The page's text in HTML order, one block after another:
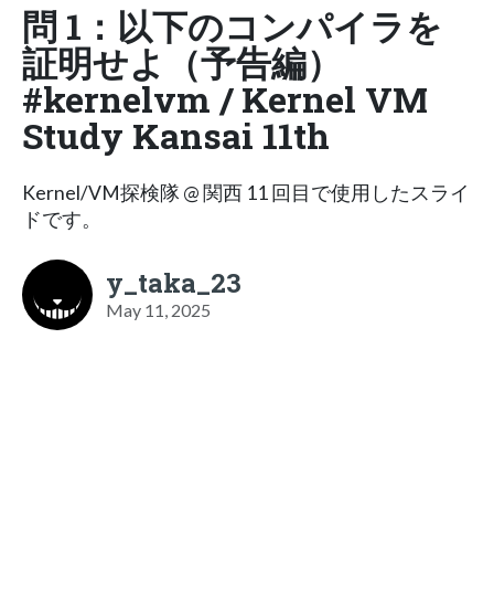
問 1：以下のコンパイラを
証明せよ（予告編）
#kernelvm / Kernel VM
Study Kansai 11th
Kernel/VM探検隊 @ 関西 11 回目で使用したスライ
ドです。
y_taka_23
May 11, 2025